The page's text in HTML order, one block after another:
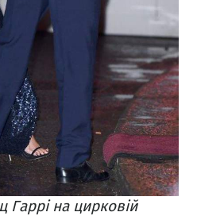
Гаррі на цирковій